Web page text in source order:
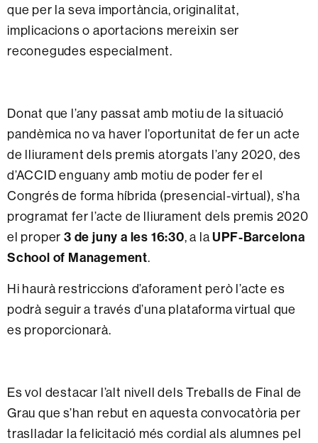
que per la seva importància, originalitat,
implicacions o aportacions mereixin ser
reconegudes especialment.
Donat que l’any passat amb motiu de la situació
pandèmica no va haver l’oportunitat de fer un acte
de lliurament dels premis atorgats l’any 2020, des
d’ACCID enguany amb motiu de poder fer el
Congrés de forma híbrida (presencial-virtual), s’ha
programat fer l’acte de lliurament dels premis 2020
el proper3 de juny a les 16:30, a laUPF-Barcelona
School of Management.
Hi haurà restriccions d’aforament però l’acte es
podrà seguir a través d’una plataforma virtual que
es proporcionarà.
Es vol destacar l’alt nivell dels Treballs de Final de
Grau que s’han rebut en aquesta convocatòria per
traslladar la felicitació més cordial als alumnes pel